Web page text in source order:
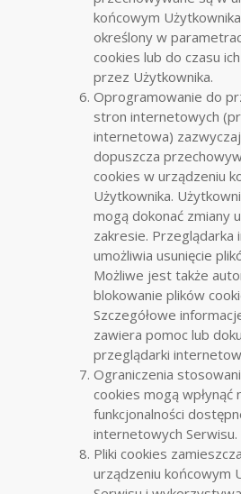
końcowym
określony w
cookies lub do czasu
przez Użytkownika.
Oprogramowanie do
stron internetowych
internetowa)
dopuszcza
cookies w urządzeniu
Użytkownika.
mogą dokonać zmiany
zakresie. Przeglądarka
umożliwia usunięcie
Możliwe jest także
blokowanie plików
Szczegółowe
zawiera pomoc lub
przeglądarki
Ograniczenia
cookies mogą wpłynąć
funkcjonalności
internetowych Serwisu.
Pliki cookies
urządzeniu końcowym